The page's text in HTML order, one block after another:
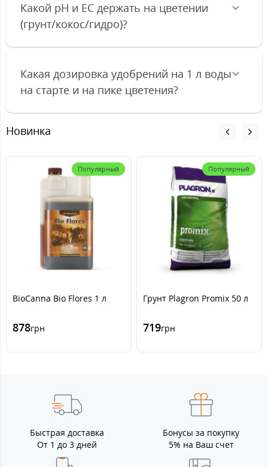
Какой pH и EC держать на цветении
(грунт/кокос/гидро)?
Какая дозировка удобрений на 1 л воды
на старте и на пике цветения?
Новинка
Популярный
BioCanna Bio Flores 1 л
878грн
Популярный
Грунт Plagron Promix 50 л
719грн
Быстрая доставка
От 1 до 3 дней
Бонусы за покупку
5% на Ваш счет